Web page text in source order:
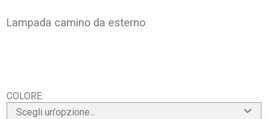
Lampada camino da esterno
COLORE
Scegli un'opzione...